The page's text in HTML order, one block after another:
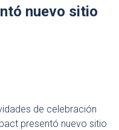
nuevo sitio
de celebración
presentó nuevo sitio